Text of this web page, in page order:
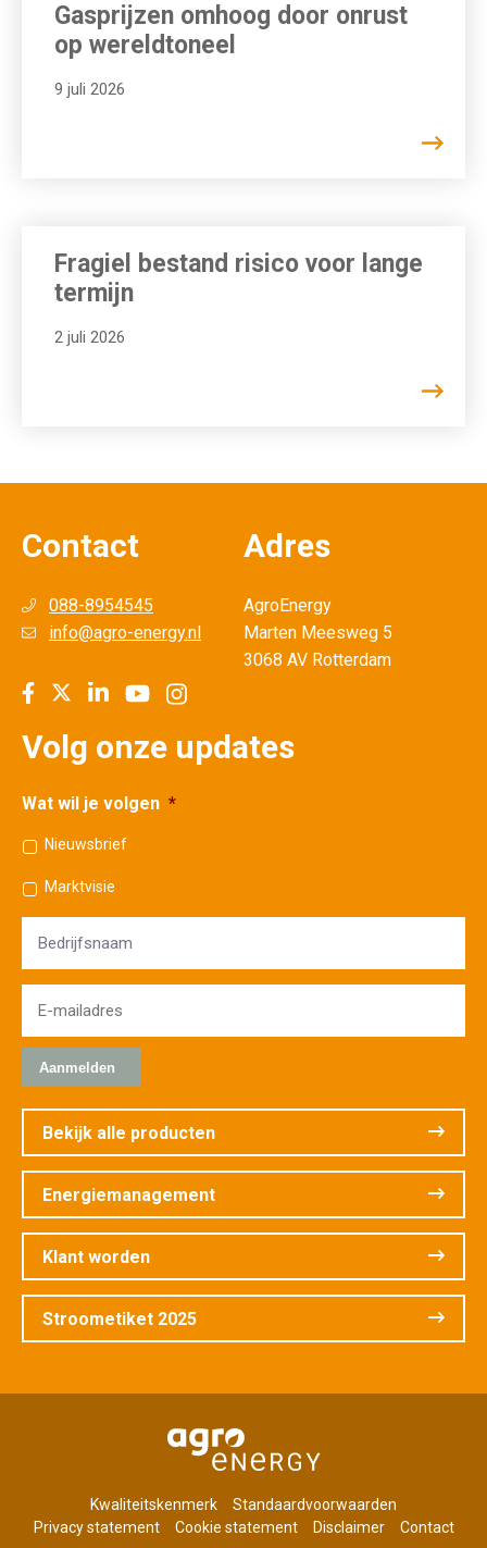
Gasprijzen omhoog door onrust
op wereldtoneel
9 juli 2026
Fragiel bestand risico voor lange
termijn
2 juli 2026
Contact
088-8954545
info@agro-energy.nl
Adres
AgroEnergy
Marten Meesweg 5
3068 AV Rotterdam
Volg onze updates
Wat wil je volgen *
Nieuwsbrief
Marktvisie
mailadres *
Bekijk alle producten
Energiemanagement
Klant worden
Stroometiket 2025
Kwaliteitskenmerk
Standaardvoorwaarden
Privacy statement
Cookie statement Disclaimer Contact